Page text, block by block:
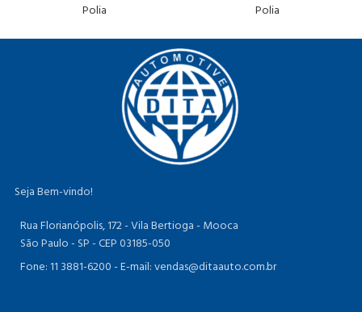
Polia Polia
Seja Bem-vindo!
Rua Florianópolis, 172 - Vila Bertioga - Mooca
São Paulo - SP - CEP 03185-050
Fone: 11 3881-6200 -E-mail: vendas@ditaauto.com.br